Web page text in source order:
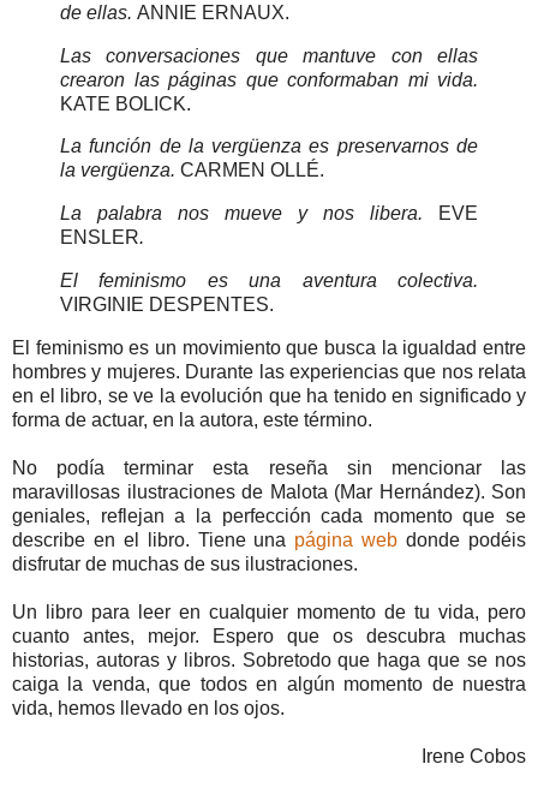
de ellas. ANNIE ERNAUX.
Las conversaciones que mantuve con ellas
crearon las páginas que conformaban mi vida.
KATE BOLICK.
La función de la vergüenza es preservarnos de
la vergüenza. CARMEN OLLÉ.
La palabra nos mueve y nos libera. EVE
ENSLER.
El feminismo es una aventura colectiva.
VIRGINIE DESPENTES.
El feminismo es un movimiento que busca la igualdad entre
hombres y mujeres. Durante las experiencias que nos relata
en el libro, se ve la evolución que ha tenido en significado y
forma de actuar, en la autora, este término.
No podía terminar esta reseña sin mencionar las
maravillosas ilustraciones de Malota (Mar Hernández). Son
geniales, reflejan a la perfección cada momento que se
describe en el libro. Tiene una página web donde podéis
disfrutar de muchas de sus ilustraciones.
Un libro para leer en cualquier momento de tu vida, pero
cuanto antes, mejor. Espero que os descubra muchas
historias, autoras y libros. Sobretodo que haga que se nos
caiga la venda, que todos en algún momento de nuestra
vida, hemos llevado en los ojos.
Irene Cobos